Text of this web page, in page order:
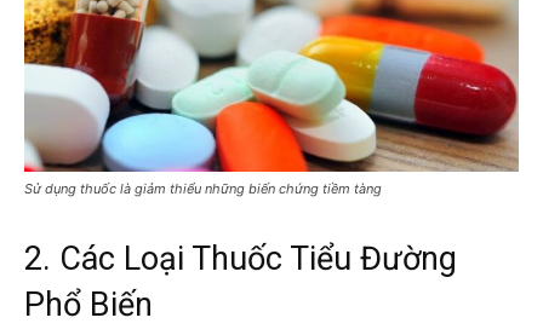
Sử dụng thuốc là giảm thiểu những biến chứng tiềm tàng
2. Các Loại Thuốc Tiểu Đường
Phổ Biến